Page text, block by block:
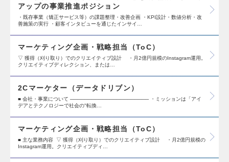
アップの事業推進ポジション
・既存事業（矯正サービス等）の課題整理・改善企画 ・KPI設計・数値分析・改
善施策の実行 ・顧客インタビューを通じたインサイ…
マーケティング企画・戦略担当（ToC）
▽ 獲得（刈り取り）でのクリエイティブ設計 ・月2億円規模のInstagram運用。
クリエイティブディレクション、または…
2Cマーケター（データドリブン）
■ 会社・事業について ────────────────────── ・ミッションは「アイ
デアとテクノロジーで社会の"転換…
マーケティング企画・戦略担当（ToC）
■ 主な業務内容 ▽ 獲得（刈り取り）でのクリエイティブ設計 ・月2億円規模の
Instagram運用。クリエイティブディ…